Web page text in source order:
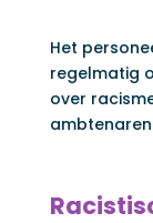
Het
regelmatig
over